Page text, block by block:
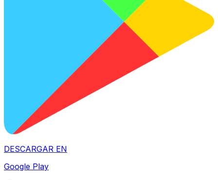
DESCARGAR EN
Google Play